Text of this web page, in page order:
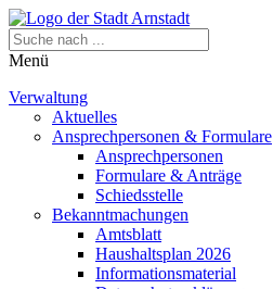
Menü
Verwaltung
Aktuelles
Ansprechpersonen & Formulare
Ansprechpersonen
Formulare & Anträge
Schiedsstelle
Bekanntmachungen
Amtsblatt
Haushaltsplan 2026
Informationsmaterial